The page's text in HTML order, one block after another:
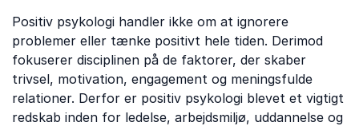
Positiv psykologi handler ikke om at ignorere
problemer eller tænke positivt hele tiden. Derimod
fokuserer disciplinen på de faktorer, der skaber
trivsel, motivation, engagement og meningsfulde
relationer. Derfor er positiv psykologi blevet et vigtigt
redskab inden for ledelse, arbejdsmiljø, uddannelse og